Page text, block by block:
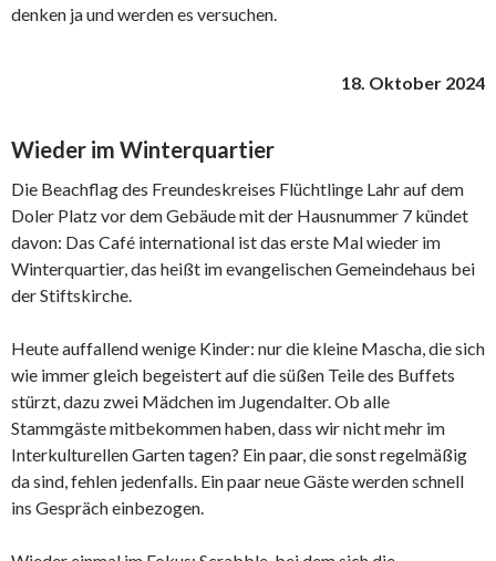
denken ja und werden es versuchen.
18. Oktober 2024
Wieder im Winterquartier
Die Beachflag des Freundeskreises Flüchtlinge Lahr auf dem
Doler Platz vor dem Gebäude mit der Hausnummer 7 kündet
davon: Das Café international ist das erste Mal wieder im
Winterquartier, das heißt im evangelischen Gemeindehaus bei
der Stiftskirche.
Heute auffallend wenige Kinder: nur die kleine Mascha, die sich
wie immer gleich begeistert auf die süßen Teile des Buffets
stürzt, dazu zwei Mädchen im Jugendalter. Ob alle
Stammgäste mitbekommen haben, dass wir nicht mehr im
Interkulturellen Garten tagen? Ein paar, die sonst regelmäßig
da sind, fehlen jedenfalls. Ein paar neue Gäste werden schnell
ins Gespräch einbezogen.